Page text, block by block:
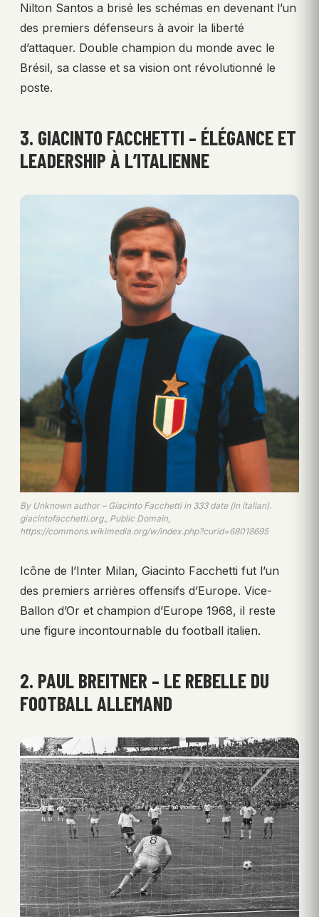
Nilton Santos a brisé les schémas en devenant l’un
des premiers défenseurs à avoir la liberté
d’attaquer. Double champion du monde avec le
Brésil, sa classe et sa vision ont révolutionné le
poste.
3. GIACINTO FACCHETTI – ÉLÉGANCE ET
LEADERSHIP À L’ITALIENNE
By Unknown author – Giacinto Facchetti in 333 date (in italian).
giacintofacchetti.org., Public Domain,
https://commons.wikimedia.org/w/index.php?curid=68018695
Icône de l’Inter Milan, Giacinto Facchetti fut l’un
des premiers arrières offensifs d’Europe. Vice-
Ballon d’Or et champion d’Europe 1968, il reste
une figure incontournable du football italien.
2. PAUL BREITNER – LE REBELLE DU
FOOTBALL ALLEMAND